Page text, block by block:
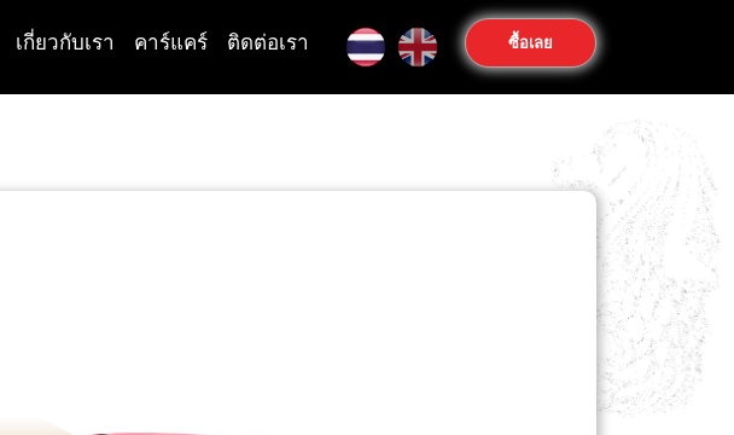
เกี่ยวกับเรา คาร์แคร์ ติดต่อเรา ซื้อเลย